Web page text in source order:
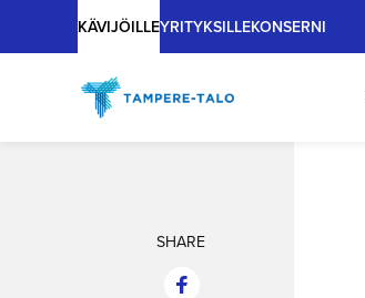
Main
KÄVIJÖILLEYRITYKSILLEKONSERNI
SHARE